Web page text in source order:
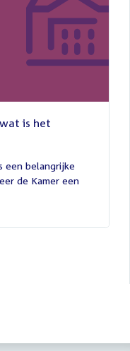
is het
een belangrijke
de Kamer een